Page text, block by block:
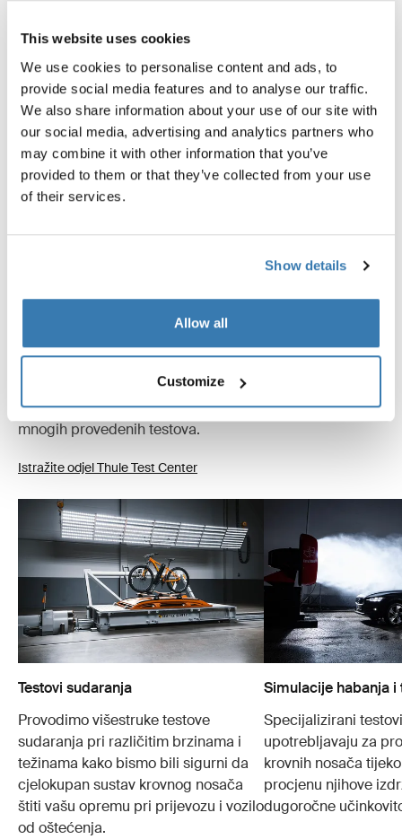
This website uses cookies
We use cookies to personalise content and ads, to
provide social media features and to analyse our traffic.
We also share information about your use of our site with
our social media, advertising and analytics partners who
may combine it with other information that you’ve
provided to them or that they’ve collected from your use
of their services.
Show details
Allow all
Customize
Testirano do granice izdržljivosti
U odjelu Thule Test Center™ u mjestu Hillerstorp,
Švedska, proizvodi prolaze kroz ekstremna testiranja.
Naši sustavi krovnog nosača dizajnirani su kako bi nosili
vašu opremu i pristajali vašem automobilu što je
moguće sigurnije. U nastavku je samo nekoliko primjera
mnogih provedenih testova.
Istražite odjel Thule Test Center
Testovi sudaranja
Provodimo višestruke testove
sudaranja pri različitim brzinama i
težinama kako bismo bili sigurni da
cjelokupan sustav krovnog nosača
štiti vašu opremu pri prijevozu i vozilo
od oštećenja.
Simulacije habanja i
Specijalizirani
upotrebljavaju za
krovnih nosača
procjenu njihove
dugoročne